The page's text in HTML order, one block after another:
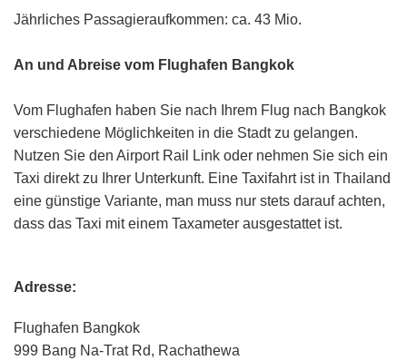
Jährliches Passagieraufkommen: ca. 43 Mio.
An und Abreise vom Flughafen Bangkok
Vom Flughafen haben Sie nach Ihrem Flug nach Bangkok
verschiedene Möglichkeiten in die Stadt zu gelangen.
Nutzen Sie den Airport Rail Link oder nehmen Sie sich ein
Taxi direkt zu Ihrer Unterkunft. Eine Taxifahrt ist in Thailand
eine günstige Variante, man muss nur stets darauf achten,
dass das Taxi mit einem Taxameter ausgestattet ist.
Adresse:
Flughafen Bangkok
999 Bang Na-Trat Rd, Rachathewa